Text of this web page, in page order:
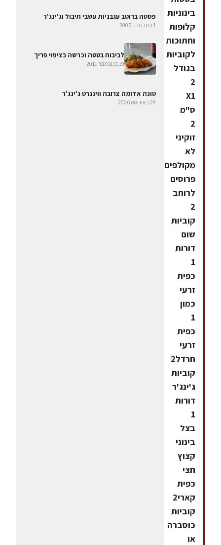
בינוניות
קלופות
וחתוכות
לקוביות
בגודל
2
X1
ס"מ
2
זוקיני
לא
מקולפים
פרוסים
לרוחב
2
קוביות
שום
דורות
1
כפית
זרעי
כמון
1
כפית
זרעי
חרדל2
קוביות
ג'ינג'ר
דורות
1
בצל
בינוני
קצוץ
חצי
כפית
קארי2
קוביות
כוסברה
או
פסטה ברוטב עגבניות עשבי תיבול וג'ינג'ר
1 בנובמבר 2005
לביבות בטטה וכרשה בציפוי פריך
19 בנובמבר 2011
טונה אדומה צרובה ווינגרט ג'ינג'ר
29 באוגוסט 2006